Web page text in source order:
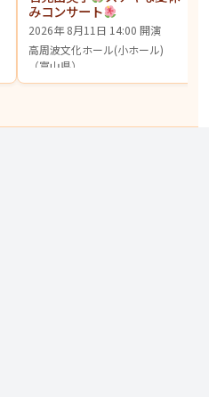
みコンサート
2026年 8月11日 14:00 開演
高周波文化ホール(小ホール)
（富山県）